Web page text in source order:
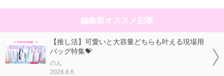
編集部オススメ記事
【推し活】可愛いと大容量どちらも叶える現場用
バッグ特集💝
のん
2026.8.6